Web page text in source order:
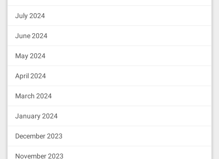
July 2024
June 2024
May 2024
April 2024
March 2024
January 2024
December 2023
November 2023